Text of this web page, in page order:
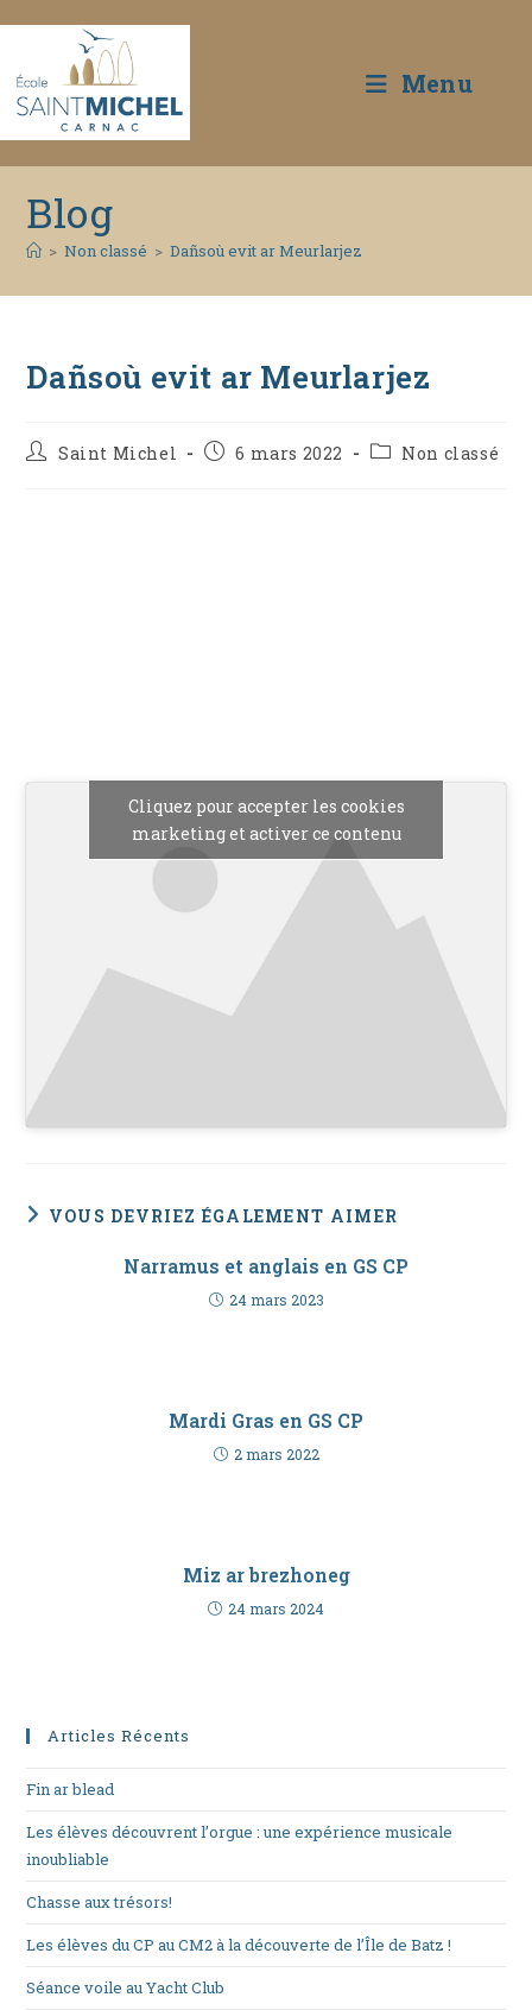
content
Menu
Blog
> Non classé > Dañsoù evit ar Meurlarjez
Dañsoù evit ar Meurlarjez
Auteur/autrice
Saint Michel
Publication
6 mars 2022
PostNon classé
Cliquez pour accepter les cookies
marketing et activer ce contenu
VOUS DEVRIEZ ÉGALEMENT AIMER
Narramus et anglais en GS CP
24 mars 2023
Mardi Gras en GS CP
2 mars 2022
Miz ar brezhoneg
24 mars 2024
Articles Récents
Fin ar blead
Les élèves découvrent l’orgue : une expérience musicale
inoubliable
Chasse aux trésors!
Les élèves du CP au CM2 à la découverte de l’Île de Batz !
Séance voile au Yacht Club